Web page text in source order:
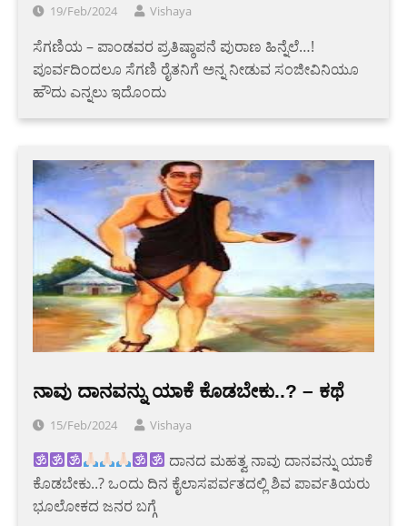
19/Feb/2024 Vishaya
ಸೆಗಣಿಯ – ಪಾಂಡವರ ಪ್ರತಿಷ್ಠಾಪನೆ ಪುರಾಣ ಹಿನ್ನೆಲೆ…!
ಪೂರ್ವದಿಂದಲೂ ಸೆಗಣಿ ರೈತನಿಗೆ ಅನ್ನ ನೀಡುವ ಸಂಜೀವಿನಿಯೂ
ಹೌದು ಎನ್ನಲು ಇದೊಂದು
ನಾವು ದಾನವನ್ನು ಯಾಕೆ ಕೊಡಬೇಕು..? – ಕಥೆ
15/Feb/2024 Vishaya
ದಾನದ ಮಹತ್ವ ನಾವು ದಾನವನ್ನು ಯಾಕೆ
ಕೊಡಬೇಕು..? ಒಂದು ದಿನ ಕೈಲಾಸಪರ್ವತದಲ್ಲಿ ಶಿವ ಪಾರ್ವತಿಯರು
ಭೂಲೋಕದ ಜನರ ಬಗ್ಗೆ